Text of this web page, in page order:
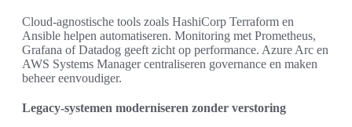
Cloud-agnostische tools zoals HashiCorp Terraform en
Ansible helpen automatiseren. Monitoring met Prometheus,
Grafana of Datadog geeft zicht op performance. Azure Arc en
AWS Systems Manager centraliseren governance en maken
beheer eenvoudiger.
Legacy-systemen moderniseren zonder verstoring